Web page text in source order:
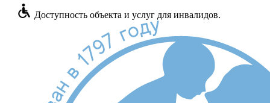
Доступность объекта и услуг для инвалидов.